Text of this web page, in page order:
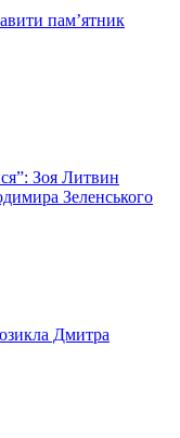
пам’ятник
Зоя Литвин
Зеленського
Дмитра